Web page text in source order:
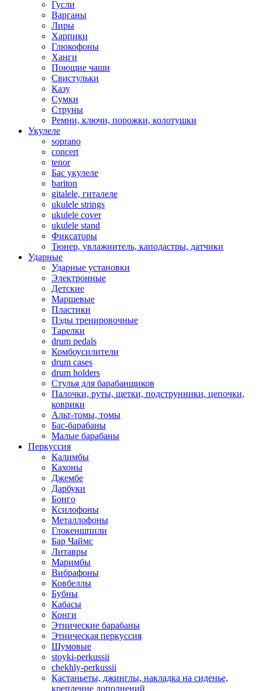
Гусли
Варганы
Лиры
Харпики
Глюкофоны
Ханги
Поющие чаши
Свистульки
Казу
Сумки
Струны
Ремни, ключи, порожки, колотушки
Укулеле
soprano
concert
tenor
Бас укулеле
bariton
gitalele, гиталеле
ukulele strings
ukulele cover
ukulele stand
Фиксаторы
Тюнер, увлажнитель, каподастры, датчики
Ударные
Ударные установки
Электронные
Детские
Маршевые
Пластики
Пэды тренировочные
Тарелки
drum pedals
Комбоусилители
drum cases
drum holders
Стулья для барабанщиков
Палочки, руты, щетки, подструнники, цепочки,
коврики
Альт-томы, томы
Бас-барабаны
Малые барабаны
Перкуссия
Калимбы
Кахоны
Джембе
Дарбуки
Бонго
Ксилофоны
Металлофоны
Глокеншпили
Бар Чаймс
Литавры
Маримбы
Вибрафоны
Ковбеллы
Бубны
Кабасы
Конги
Этнические барабаны
Этническая перкуссия
Шумовые
stoyki-perkussii
chekhly-perkussii
Кастаньеты, джинглы, накладка на сиденье,
крепление дополнений